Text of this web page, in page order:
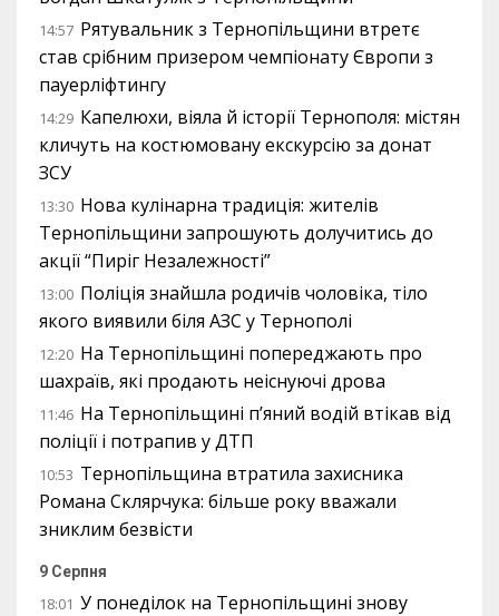
14:57 Рятувальник з Тернопільщини втретє
став срібним призером чемпіонату Європи з
пауерліфтингу
14:29 Капелюхи, віяла й історії Тернополя: містян
кличуть на костюмовану екскурсію за донат
ЗСУ
13:30 Нова кулінарна традиція: жителів
Тернопільщини запрошують долучитись до
акції “Пиріг Незалежності”
13:00 Поліція знайшла родичів чоловіка, тіло
якого виявили біля АЗС у Тернополі
12:20 На Тернопільщині попереджають про
шахраїв, які продають неіснуючі дрова
11:46 На Тернопільщині п’яний водій втікав від
поліції і потрапив у ДТП
10:53 Тернопільщина втратила захисника
Романа Склярчука: більше року вважали
зниклим безвісти
9 Серпня
18:01 У понеділок на Тернопільщині знову